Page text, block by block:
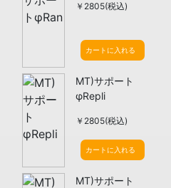
￥2805(税込)
カートに入れる
MT)サポート
φRepli
￥2805(税込)
カートに入れる
MT)サポート